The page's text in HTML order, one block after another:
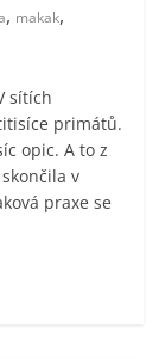
, makak,
sítích
primátů.
opic. A to z
v
praxe se